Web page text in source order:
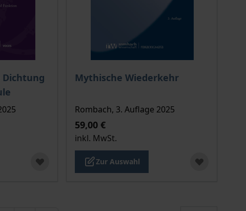
auf der Produktdetailseite
Dichtung
richtet sich nach der gewählten Produktoption auf der
Mythische Wiederkehr
Der Preis dieses Titels richtet sich nach
Rombach, 3. Auflage 2025
59,00 €
inkl. MwSt.
Zur Auswahl